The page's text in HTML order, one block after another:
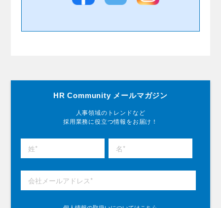
HR Community メールマガジン
人事領域のトレンドなど
採用業務に役立つ情報をお届け！